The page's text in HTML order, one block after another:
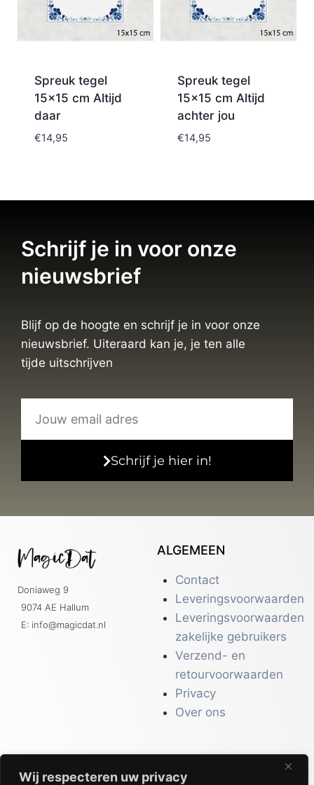
Wij respecteren uw privacy
Spreuk tegel
15×15 cm Altijd
daar
€14,95
Spreuk tegel
15×15 cm Altijd
achter jou
€14,95
Schrijf je in voor onze
nieuwsbrief
Blijf op de hoogte en schrijf je in voor onze
nieuwsbrief. Uiteraard kan je, je ten alle
tijde uitschrijven
Schrijf je hier in!
Doniaweg 9
9074 AE Hallum
E: info@magicdat.nl
ALGEMEEN
Contact
Leveringsvoorwaarden
Leveringsvoorwaarden
zakelijke gebruikers
Verzend- en
retourvoorwaarden
Privacy
Over ons
CATALOGI